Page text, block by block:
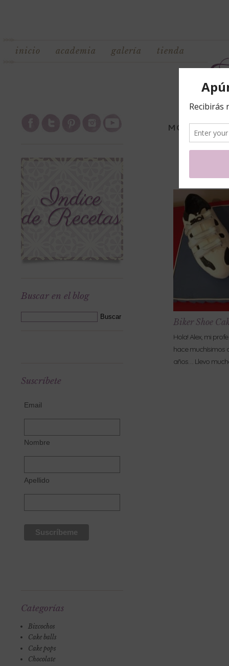
inicio academia galería tienda
Buscar en el blog
Suscríbete
Email
Nombre
Apellido
Categorías
Bizcochos
Cake balls
Cake pops
Chocolate
MONTHLY
Biker Shoe
Hola! Alex, mi
hace muchísimos
años…. Llevo